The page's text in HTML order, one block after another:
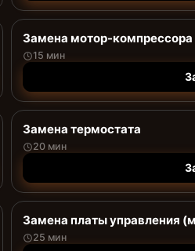
Замена мотор-компрессора
15 мин
Замена термостата
20 мин
Замена платы управления
25 мин